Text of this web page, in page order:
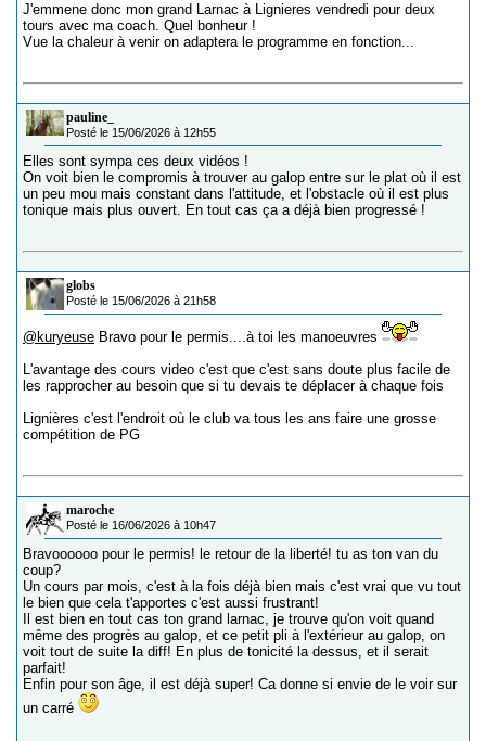
J'emmene donc mon grand Larnac à Lignieres vendredi pour deux
tours avec ma coach. Quel bonheur !
Vue la chaleur à venir on adaptera le programme en fonction...
pauline_
Posté le 15/06/2026 à 12h55
Elles sont sympa ces deux vidéos !
On voit bien le compromis à trouver au galop entre sur le plat où il est
un peu mou mais constant dans l'attitude, et l'obstacle où il est plus
tonique mais plus ouvert. En tout cas ça a déjà bien progressé !
globs
Posté le 15/06/2026 à 21h58
@kuryeuse Bravo pour le permis....à toi les manoeuvres
L'avantage des cours video c'est que c'est sans doute plus facile de
les rapprocher au besoin que si tu devais te déplacer à chaque fois
Lignières c'est l'endroit où le club va tous les ans faire une grosse
compétition de PG
maroche
Posté le 16/06/2026 à 10h47
Bravoooooo pour le permis! le retour de la liberté! tu as ton van du
coup?
Un cours par mois, c'est à la fois déjà bien mais c'est vrai que vu tout
le bien que cela t'apportes c'est aussi frustrant!
Il est bien en tout cas ton grand larnac, je trouve qu'on voit quand
même des progrès au galop, et ce petit pli à l'extérieur au galop, on
voit tout de suite la diff! En plus de tonicité la dessus, et il serait
parfait!
Enfin pour son âge, il est déjà super! Ca donne si envie de le voir sur
un carré